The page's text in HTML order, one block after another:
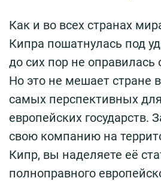
Как и во всех странах
Кипра пошатнулась под
до сих пор не оправилась
Но это не мешает стране
самых перспективных
европейских государств.
свою компанию на
Кипр, вы наделяете её
полноправного